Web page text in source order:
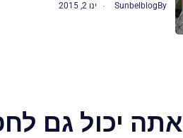
By
Sunbelblog ינו 2, 2015
אתה יכול גם